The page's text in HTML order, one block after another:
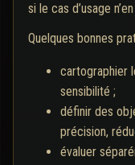
si le cas d’usage
Quelques bonnes
cartographier
sensibilité ;
définir des
précision,
évaluer